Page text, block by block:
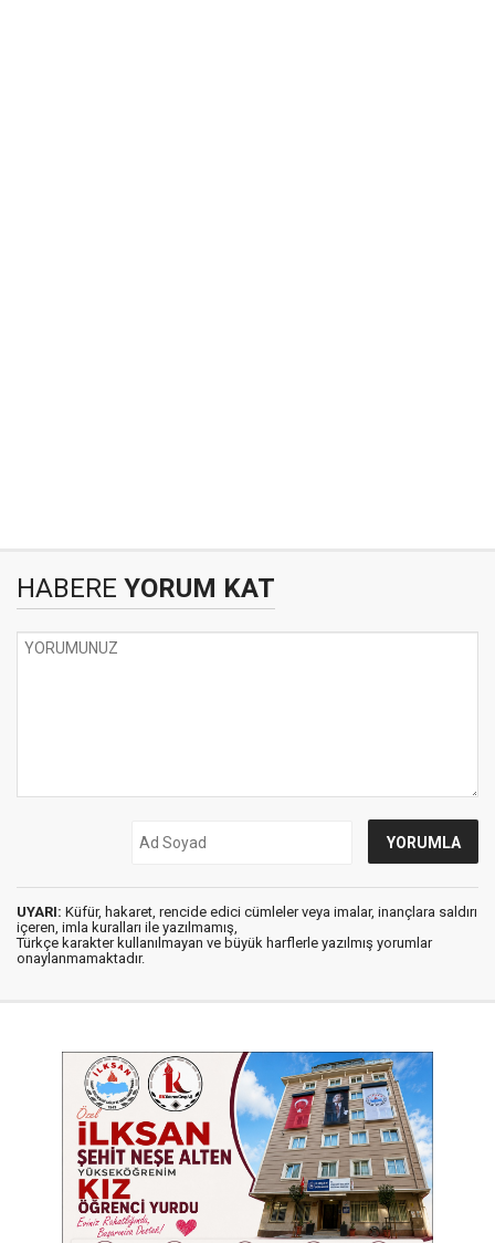
HABERE YORUM KAT
UYARI: Küfür, hakaret, rencide edici cümleler veya imalar, inançlara saldırı
içeren, imla kuralları ile yazılmamış,
Türkçe karakter kullanılmayan ve büyük harflerle yazılmış yorumlar
onaylanmamaktadır.